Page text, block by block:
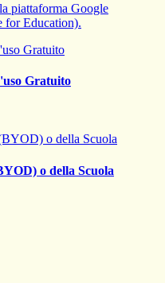
piattaforma Google
for Education).
Gratuito
o della Scuola